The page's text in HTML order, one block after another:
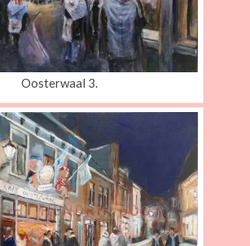
Oosterwaal 3.